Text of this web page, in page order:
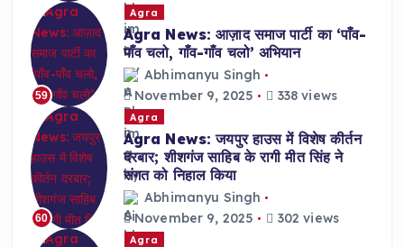
59
Agra
Agra News: आज़ाद समाज पार्टी का ‘पाँव-
पाँव चलो, गाँव-गाँव चलो’ अभियान
Abhimanyu Singh
November 9, 2025
338 views
60
Agra
Agra News: जयपुर हाउस में विशेष कीर्तन
दरबार; शीशगंज साहिब के रागी मीत सिंह ने
संगत को निहाल किया
Abhimanyu Singh
November 9, 2025
302 views
Agra